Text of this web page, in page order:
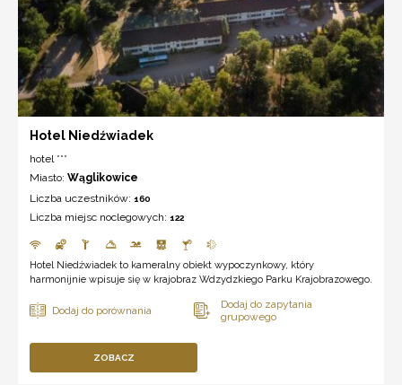
Hotel Niedźwiadek
hotel ***
Miasto: Wąglikowice
Liczba uczestników: 160
Liczba miejsc noclegowych: 122
Hotel Niedźwiadek to kameralny obiekt wypoczynkowy, który
harmonijnie wpisuje się w krajobraz Wdzydzkiego Parku Krajobrazowego.
ZOBACZ